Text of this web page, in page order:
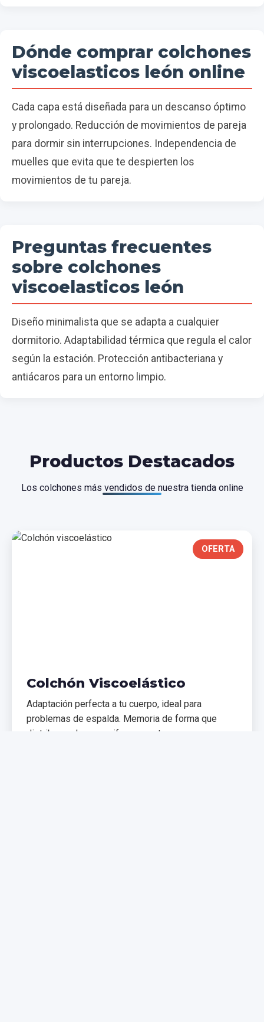
Dónde comprar colchones
viscoelasticos león online
Cada capa está diseñada para un descanso óptimo
y prolongado. Reducción de movimientos de pareja
para dormir sin interrupciones. Independencia de
muelles que evita que te despierten los
movimientos de tu pareja.
Preguntas frecuentes
sobre colchones
viscoelasticos león
Diseño minimalista que se adapta a cualquier
dormitorio. Adaptabilidad térmica que regula el calor
según la estación. Protección antibacteriana y
antiácaros para un entorno limpio.
Productos Destacados
Los colchones más vendidos de nuestra tienda online
OFERTA
Colchón Viscoelástico
Adaptación perfecta a tu cuerpo, ideal para
problemas de espalda. Memoria de forma que
distribuye el peso uniformemente.